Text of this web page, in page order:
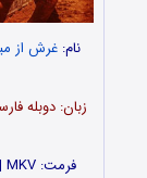
نام: غرش از
فرمت: MKV | محصول ایالات متحده آمریکا | امتیاز: 8.5 از 10